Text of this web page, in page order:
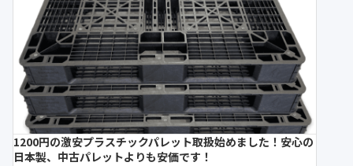
1200円の激安プラスチックパレット取扱始めました！安心の
日本製、中古パレットよりも安価です！